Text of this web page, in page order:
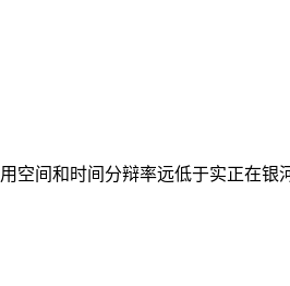
空间和时间分辩率远低于实正在银